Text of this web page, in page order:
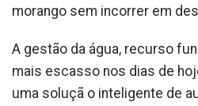
morango sem incorrer em
A gestão da água, recurso
mais escasso nos dias de
uma soluçã o inteligente de